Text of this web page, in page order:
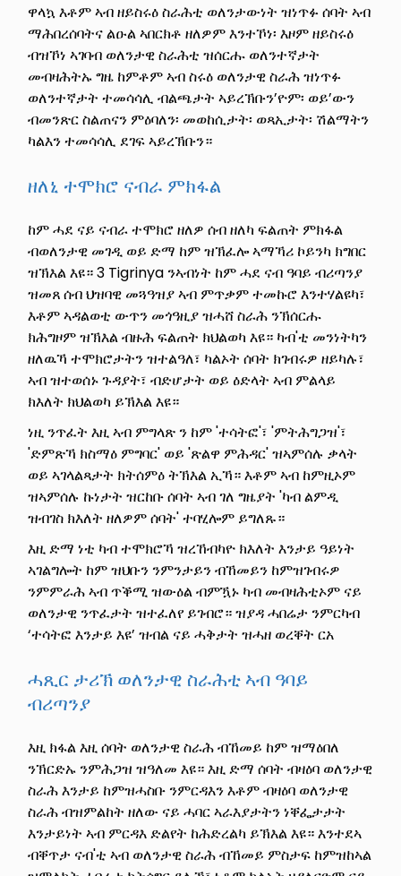
ዋላኳ እቶም ኣብ ዘይስሩዕ ስራሕቲ ወለንታውነት ዝነጥፉ ሰባት ኣብ
ማሕበረሰባትና ልዑል ኣበርክቶ ዘለዎም እንተኾነ፡ እዞም ዘይስሩዕ
ብዝኾነ ኣገባብ ወለንታዊ ስራሕቲ ዝሰርሑ ወለንተኛታት
መብዛሕትኡ ግዜ ከምቶም ኣብ ስሩዕ ወለንታዊ ስራሕ ዝነጥፉ
ወለንተኛታት ተመሳሳሊ ብልጫታት ኣይረኽቡን’ዮም፡ ወይ’ውን
ብመንጽር ስልጠናን ምዕባለን፡ መወከሲታት፡ ወጻኢታት፡ ሽልማትን
ካልእን ተመሳሳሊ ደገፍ ኣይረኽቡን።
ዘለኒ ተሞክሮ ናብራ ምክፋል
ከም ሓደ ናይ ናብራ ተሞክሮ ዘለዎ ሰብ ዘለካ ፍልጠት ምክፋል
ብወለንታዊ መገዲ ወይ ድማ ከም ዝኽፈሎ ኣማኻሪ ኮይንካ ክግበር
ዝኽእል እዩ። 3 Tigrinya ንኣብነት ከም ሓደ ናብ ዓባይ ብሪጣንያ
ዝመጸ ሰብ ህዝባዊ መጓዓዝያ ኣብ ምጥቃም ተመኩሮ እንተሃልዩካ፣
እቶም ኣዳልወቲ ውጥን መጎዓዚያ ዝሓሸ ስራሕ ንኽሰርሑ
ክሕግዞም ዝኽእል ብዙሕ ፍልጠት ክህልወካ እዩ። ካብ'ቲ መንነትካን
ዘለዉኻ ተሞክሮታትን ዝተልዓለ፣ ካልኦት ሰባት ክገብሩዎ ዘይካሉ፣
ኣብ ዝተወሰኑ ጉዳያት፣ ብድሆታት ወይ ዕድላት ኣብ ምልላይ
ክእለት ክህልወካ ይኽእል እዩ።
ነዚ ንጥፈት እዚ ኣብ ምግላጽ ን ከም 'ተሳትፎ'፣ 'ምትሕግጋዝ'፣
'ድምጽኻ ክስማዕ ምግባር' ወይ 'ጽልዋ ምሕዳር' ዝኣምሰሉ ቃላት
ወይ ኣገላልጻታት ክትሰምዕ ትኽእል ኢኻ። እቶም ኣብ ከምዚኦም
ዝኣምሰሉ ኩነታት ዝርከቡ ሰባት ኣብ ገለ ግዜያት 'ካብ ልምዲ
ዝብገስ ክእለት ዘለዎም ሰባት' ተባሂሎም ይግለጹ።
እዚ ድማ ነቲ ካብ ተሞክሮኻ ዝረኸብካዮ ክእለት እንታይ ዓይነት
ኣገልግሎት ከም ዝህቡን ንምንታይን ብኸመይን ከምዝገብሩዎ
ንምምራሕ ኣብ ጥቕሚ ዝውዕል ብምዃኑ ካብ መብዛሕቲኦም ናይ
ወለንታዊ ንጥፈታት ዝተፈለየ ይገብሮ። ዝያዳ ሓበሬታ ንምርካብ
‘ተሳትፎ እንታይ እዩ’ ዝብል ናይ ሓቅታት ዝሓዘ ወረቐት ርአ
ሓጺር ታሪኽ ወለንታዊ ስራሕቲ ኣብ ዓባይ
ብሪጣንያ
እዚ ክፋል እዚ ሰባት ወለንታዊ ስራሕ ብኸመይ ከም ዝማዕበለ
ንኽርድኡ ንምሕጋዝ ዝዓለመ እዩ። እዚ ድማ ሰባት ብዛዕባ ወለንታዊ
ስራሕ እንታይ ከምዝሓስቡ ንምርዳእን እቶም ብዛዕባ ወለንታዊ
ስራሕ ብዝምልከት ዘለው ናይ ሓባር ኣራእያታትን ነቐፌታታት
እንታይነት ኣብ ምርዳእ ድልየት ከሕድረልካ ይኽእል እዩ። እንተደኣ
ብቐጥታ ናብ'ቲ ኣብ ወለንታዊ ስራሕ ብኸመይ ምስታፍ ከምዝከኣል